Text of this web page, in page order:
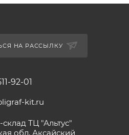
НА РАССЫЛКУ
92-01
kit.ru
ТЦ "Альтус"
обл, Аксайский